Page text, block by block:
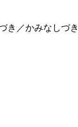
き／かみなしづき